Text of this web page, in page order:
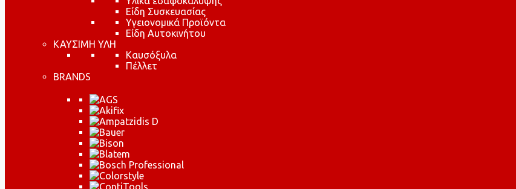
Είδη Συσκευασίας
Υγειονομικά Προϊόντα
Είδη Αυτοκινήτου
ΚΑΥΣΙΜΗ ΥΛΗ
Καυσόξυλα
Πέλλετ
BRANDS